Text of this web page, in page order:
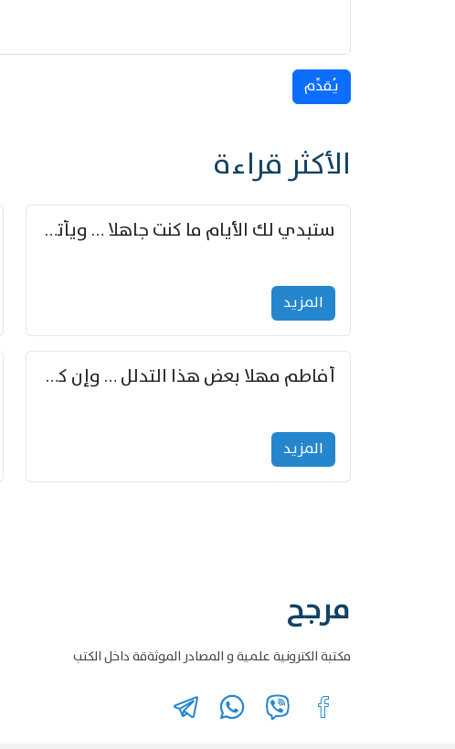
يُقدِّم
الأكثر قراءة
ستبدي لك الأيام ما كنت جاهلا … ويأتيك بالأخبار من لم تزوّد
المزید
أفاطم مهلا بعض هذا التدلل … وإن كنت قد أزمعت صرمي فأجملي
المزید
مرجح
مكتبة الكترونية علمية و المصادر الموثةقة داخل الكتب